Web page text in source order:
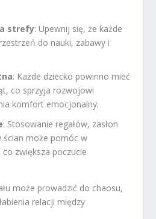
strefy: Upewnij się, że każde
do nauki, zabawy i
: Każde dziecko powinno mieć
co sprzyja rozwojowi
komfort emocjonalny.
: Stosowanie regałów, zasłon
ścian może pomóc w
zwiększa poczucie
może prowadzić do chaosu,
relacji między